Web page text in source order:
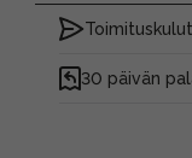
30 päivän